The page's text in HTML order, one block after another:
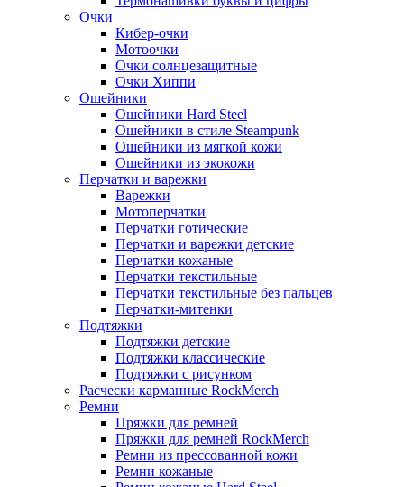
Очки
Кибер-очки
Мотоочки
Очки солнцезащитные
Очки Хиппи
Ошейники
Ошейники Hard Steel
Ошейники в стиле Steampunk
Ошейники из мягкой кожи
Ошейники из экокожи
Перчатки и варежки
Варежки
Мотоперчатки
Перчатки готические
Перчатки и варежки детские
Перчатки кожаные
Перчатки текстильные
Перчатки текстильные без пальцев
Перчатки-митенки
Подтяжки
Подтяжки детские
Подтяжки классические
Подтяжки с рисунком
Расчески карманные RockMerch
Ремни
Пряжки для ремней
Пряжки для ремней RockMerch
Ремни из прессованной кожи
Ремни кожаные